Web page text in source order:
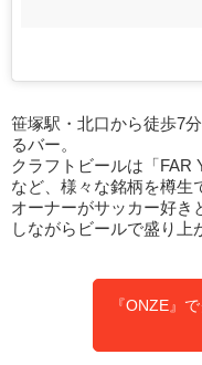
笹塚駅・北口から徒歩7
るバー。
クラフトビールは「FAR
など、様々な銘柄を樽生
オーナーがサッカー好き
しながらビールで盛り上
『ONZE』